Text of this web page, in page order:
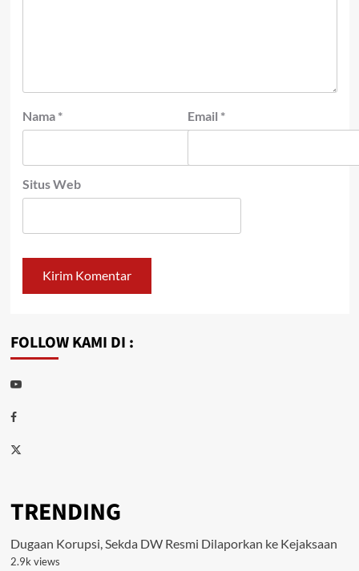
Nama * Email *
Situs Web
FOLLOW KAMI DI :
Youtube
Facebook
Twitter
TRENDING
Dugaan Korupsi, Sekda DW Resmi Dilaporkan ke Kejaksaan
2.9k views